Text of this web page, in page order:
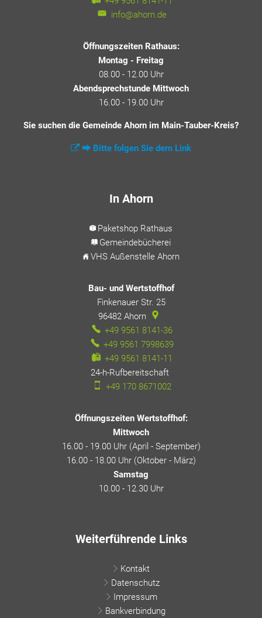
info@ahorn.de
Öffnungszeiten Rathaus:
Montag - Freitag
08.00 - 12.00 Uhr
Abendsprechstunde Mittwoch
16.00 - 19.00 Uhr
Sie suchen die Gemeinde Ahorn im Main-Tauber-Kreis?
⮕ Bitte folgen Sie dem Link
In Ahorn
Paketshop Rathaus
Gemeindebücherei
VHS Außenstelle Ahorn
Bau- und Wertstoffhof
Finkenauer Str. 25
96482 Ahorn
+49 9561 8141-36
+49 9561 7998639
+49 9561 8141-11
24-h-Rufbereitschaft
+49 170 8671002
Öffnungszeiten Wertstoffhof:
Mittwoch
16.00 - 19.00 Uhr (April - September)
16.00 - 18.00 Uhr (Oktober - März)
Samstag
10.00 - 12.30 Uhr
Weiterführende Links
Kontakt
Datenschutz
Impressum
Bankverbindung